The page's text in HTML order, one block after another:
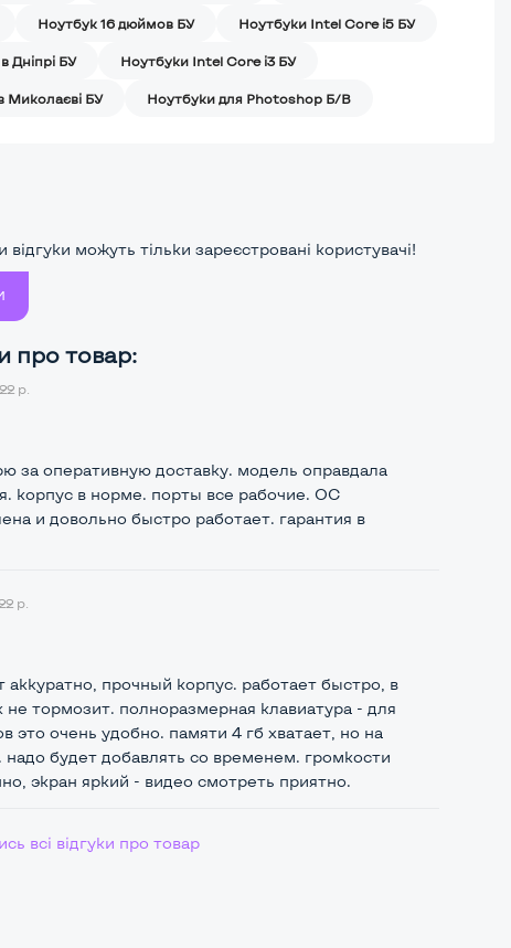
Ноутбук 16 дюймов БУ Ноутбуки Intel Core i5 БУ
Дніпрі БУ Ноутбуки Intel Core i3 БУ
Миколаєві БУ Ноутбуки для Photoshop Б/В
відгуки можуть тільки зареєстровані користувачі!
про товар:
р.
за оперативную доставку. модель оправдала
корпус в норме. порты все рабочие. ОС
и довольно быстро работает. гарантия в
р.
аккуратно, прочный корпус. работает быстро, в
не тормозит. полноразмерная клавиатура - для
это очень удобно. памяти 4 гб хватает, но на
надо будет добавлять со временем. громкости
экран яркий - видео смотреть приятно.
всі відгуки про товар